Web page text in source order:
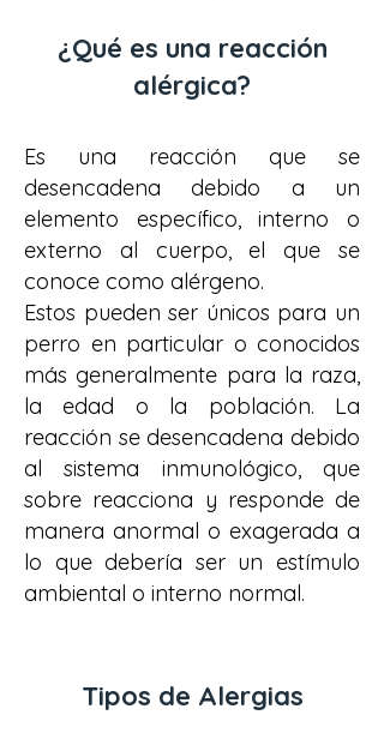
¿Qué es una reacción
alérgica?
Es una reacción que se
desencadena debido a un
elemento específico, interno o
externo al cuerpo, el que se
conoce como alérgeno.
Estos pueden ser únicos para un
perro en particular o conocidos
más generalmente para la raza,
la edad o la población. La
reacción se desencadena debido
al sistema inmunológico, que
sobre reacciona y responde de
manera anormal o exagerada a
lo que debería ser un estímulo
ambiental o interno normal.
Tipos de Alergias